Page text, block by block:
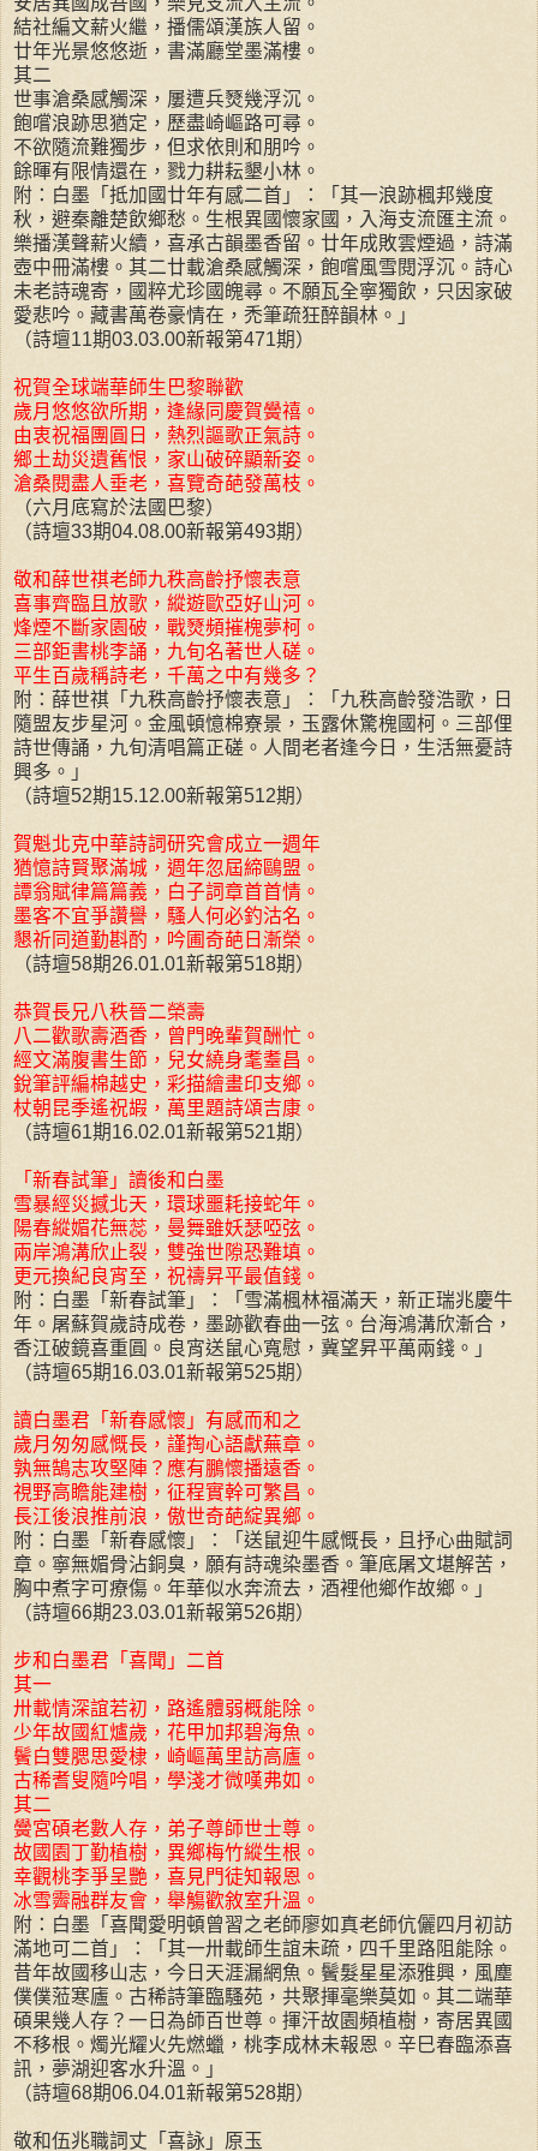
結社編文薪火繼，播儒頌漢族人留。
廿年光景悠悠逝，書滿廳堂墨滿樓。
其二
世事滄桑感觸深，屢遭兵燹幾浮沉。
飽嚐浪跡思猶定，歷盡崎嶇路可尋。
不欲隨流難獨步，但求依則和朋吟。
餘暉有限情還在，戮力耕耘墾小林。
附：白墨「抵加國廿年有感二首」：「其一浪跡楓邦幾度
秋，避秦離楚飲鄉愁。生根異國懷家國，入海支流匯主流。
樂播漢聲薪火續，喜承古韻墨香留。廿年成敗雲煙過，詩滿
壺中冊滿樓。其二廿載滄桑感觸深，飽嚐風雪閱浮沉。詩心
未老詩魂寄，國粹尤珍國魄尋。不願瓦全寧獨飲，只因家破
愛悲吟。藏書萬卷豪情在，禿筆疏狂醉韻林。」
（詩壇11期03.03.00新報第471期）
祝賀全球端華師生巴黎聯歡
歲月悠悠欲所期，逢緣同慶賀黌禧。
由衷祝福團圓日，熱烈謳歌正氣詩。
鄉土劫災遺舊恨，家山破碎顯新姿。
滄桑閱盡人垂老，喜覽奇葩發萬枝。
（六月底寫於法國巴黎）
（詩壇33期04.08.00新報第493期）
敬和薛世祺老師九秩高齡抒懷表意
喜事齊臨且放歌，縱遊歐亞好山河。
烽煙不斷家園破，戰燹頻摧槐夢柯。
三部鉅書桃李誦，九旬名著世人磋。
平生百歲稱詩老，千萬之中有幾多？
附：薛世祺「九秩高齡抒懷表意」：「九秩高齡發浩歌，日
隨盟友步星河。金風頓憶棉寮景，玉露休驚槐國柯。三部俚
詩世傳誦，九旬清唱篇正磋。人間老者逢今日，生活無憂詩
興多。」
（詩壇52期15.12.00新報第512期）
賀魁北克中華詩詞研究會成立一週年
猶憶詩賢聚滿城，週年忽屆締鷗盟。
譚翁賦律篇篇義，白子詞章首首情。
墨客不宜爭讚譽，騷人何必釣沽名。
懇祈同道勤斟酌，吟圃奇葩日漸榮。
（詩壇58期26.01.01新報第518期）
恭賀長兄八秩晉二榮壽
八二歡歌壽酒香，曾門晚輩賀酬忙。
經文滿腹書生節，兒女繞身耄耋昌。
銳筆評編棉越史，彩描繪畫印支鄉。
杖朝昆季遙祝嘏，萬里題詩頌吉康。
（詩壇61期16.02.01新報第521期）
「新春試筆」讀後和白墨
雪暴經災撼北天，環球噩耗接蛇年。
陽春縱媚花無蕊，曼舞雖妖瑟啞弦。
兩岸鴻溝欣止裂，雙強世隙恐難填。
更元換紀良宵至，祝禱昇平最值錢。
附：白墨「新春試筆」：「雪滿楓林福滿天，新正瑞兆慶牛
年。屠蘇賀歲詩成卷，墨跡歡春曲一弦。台海鴻溝欣漸合，
香江破鏡喜重圓。良宵送鼠心寬慰，冀望昇平萬兩錢。」
（詩壇65期16.03.01新報第525期）
讀白墨君「新春感懷」有感而和之
歲月匆匆感慨長，謹掏心語獻蕪章。
孰無鵠志攻堅陣？應有鵬懷播遠香。
視野高瞻能建樹，征程實幹可繁昌。
長江後浪推前浪，傲世奇葩綻異鄉。
附：白墨「新春感懷」：「送鼠迎牛感慨長，且抒心曲賦詞
章。寧無媚骨沾銅臭，願有詩魂染墨香。筆底屠文堪解苦，
胸中煮字可療傷。年華似水奔流去，酒裡他鄉作故鄉。」
（詩壇66期23.03.01新報第526期）
步和白墨君「喜聞」二首
其一
卅載情深誼若初，路遙體弱概能除。
少年故國紅爐歲，花甲加邦碧海魚。
鬢白雙腮思愛棣，崎嶇萬里訪高廬。
古稀耆叟隨吟唱，學淺才微嘆弗如。
其二
黌宮碩老數人存，弟子尊師世士尊。
故國園丁勤植樹，異鄉梅竹縱生根。
幸觀桃李爭呈艷，喜見門徒知報恩。
冰雪霽融群友會，舉觴歡敘室升溫。
附：白墨「喜聞愛明頓曾習之老師廖如真老師伉儷四月初訪
滿地可二首」：「其一卅載師生誼未疏，四千里路阻能除。
昔年故國移山志，今日天涯漏網魚。鬢髮星星添雅興，風塵
僕僕蒞寒廬。古稀詩筆臨騷苑，共聚揮毫樂莫如。其二端華
碩果幾人存？一日為師百世尊。揮汗故園頻植樹，寄居異國
不移根。燭光耀火先燃蠟，桃李成林未報恩。辛巳春臨添喜
訊，夢湖迎客水升溫。」
（詩壇68期06.04.01新報第528期）
敬和伍兆職詞丈「喜詠」原玉